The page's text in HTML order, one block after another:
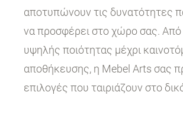
αποτυπώνουν τις δυνατότητες
να προσφέρει στο χώρο σας. Από
υψηλής ποιότητας μέχρι
αποθήκευσης, η Mebel Arts σας
επιλογές που ταιριάζουν στο